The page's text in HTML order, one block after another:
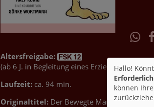
Altersfreigabe:
(ab 6 J. in Begleitung eines
Laufzeit: ca. 94 min.
Originaltitel: Der Bewegte Mann
Hallo!
können